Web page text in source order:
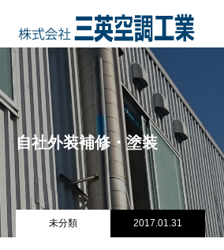
HOME
COMPANY
事業内容
会社概要・沿革・所在地
経営理念
自社外装補修・塗装
未分類 2017.01.31